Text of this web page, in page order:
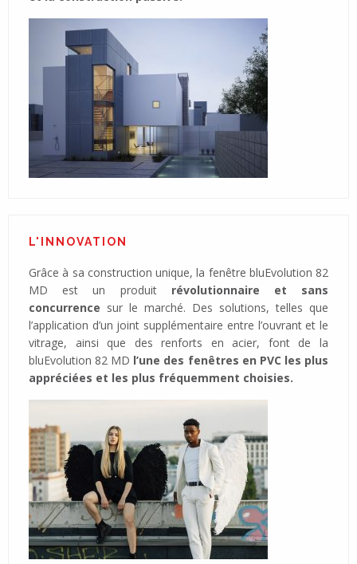
L'INNOVATION
Grâce à sa construction unique, la fenêtre bluEvolution 82
MD est un produit révolutionnaire et sans
concurrence sur le marché. Des solutions, telles que
l’application d’un joint supplémentaire entre l’ouvrant et le
vitrage, ainsi que des renforts en acier, font de la
bluEvolution 82 MD l’une des fenêtres en PVC les plus
appréciées et les plus fréquemment choisies.